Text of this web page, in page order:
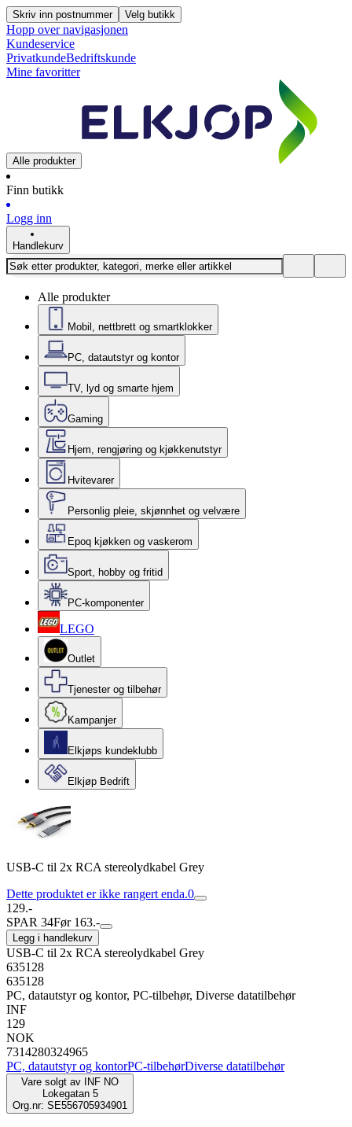
Skriv inn postnummer Velg butikk
Hopp over navigasjonen
Kundeservice
PrivatkundeBedriftskunde
Mine favoritter
Alle produkter
Finn butikk
Logg inn
Handlekurv
Alle produkter
Mobil, nettbrett og smartklokker
PC, datautstyr og kontor
TV, lyd og smarte hjem
Gaming
Hjem, rengjøring og kjøkkenutstyr
Hvitevarer
Personlig pleie, skjønnhet og velvære
Epoq kjøkken og vaskerom
Sport, hobby og fritid
PC-komponenter
LEGO
Outlet
Tjenester og tilbehør
Kampanjer
Elkjøps kundeklubb
Elkjøp Bedrift
USB-C til 2x RCA stereolydkabel Grey
Dette produktet er ikke rangert enda.0
129.-
SPAR 34Før 163.-
Legg i handlekurv
USB-C til 2x RCA stereolydkabel Grey
635128
635128
PC, datautstyr og kontor, PC-tilbehør, Diverse datatilbehør
INF
129
NOK
7314280324965
PC, datautstyr og kontorPC-tilbehørDiverse datatilbehør
Vare solgt av
INF NO
Lokegatan 5
Org.nr: SE556705934901